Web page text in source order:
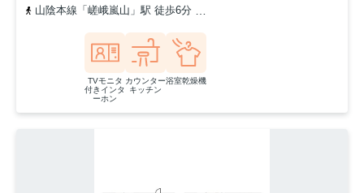
山陰本線「嵯峨嵐山」駅 徒歩6分
TVモニタ
付きインタ
ーホン
カウンター
キッチン
浴室乾燥機